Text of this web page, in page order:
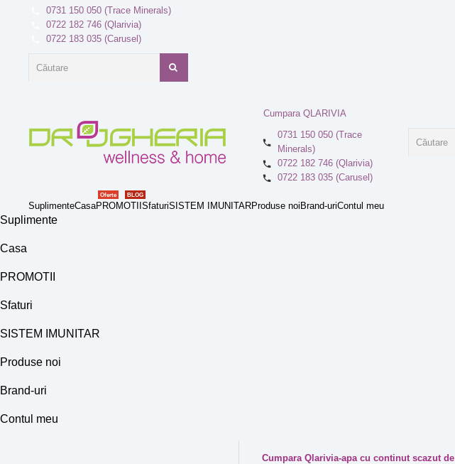
0731 150 050 (Trace Minerals)
0722 182 746 (Qlarivia)
0722 183 035 (Carusel)
Cumpara QLARIVIA
0731 150 050 (Trace
Minerals)
0722 182 746 (Qlarivia)
0722 183 035 (Carusel)
SuplimenteCasaPROMOTII
Oferte
Sfaturi
BLOG
SISTEM IMUNITARProduse noi Brand-uriContul meu
Suplimente
Casa
PROMOTII
Sfaturi
SISTEM IMUNITAR
Produse noi
Brand-uri
Contul meu
Cumpara Qlarivia-apa cu continut scazut de